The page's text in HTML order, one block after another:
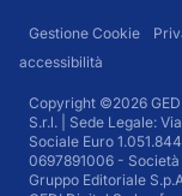
Gestione Cookie
accessibilità
Copyright ©2026
S.r.l. | Sede Legale:
Sociale Euro
0697891006 - Società
Gruppo Editoriale